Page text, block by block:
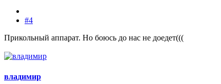
#4
Прикольный аппарат. Но боюсь до нас не доедет(((
владимир